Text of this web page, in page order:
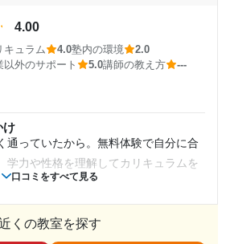
できたから。また、定期テストの
てとても上がったから。
京個別指導学院 立川教室の口コミをもっと見る
習,冬期講習
間
んあり、机が少し大きく、各机に電気
てとても良かった。
り、コンビニや飲食店もたくさんあっ
すかったから。
。また、学校での相談もよく聞いてく
口コミをすべて見る
4.00
キュラム 4.0塾内の環境
2.0
以外のサポート 5.0講師の教え方 ---
け
通っていたから。無料体験で自分に合
学力や性格を理解してカリキュラムを
くの教室を探す